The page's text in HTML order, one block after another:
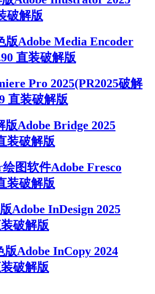
破解版
版Adobe Media Encoder
直装破解版
Pro 2025(PR2025破解
直装破解版
版Adobe Bridge 2025
装破解版
图软件Adobe Fresco
装破解版
Adobe InDesign 2025
破解版
版Adobe InCopy 2024
破解版